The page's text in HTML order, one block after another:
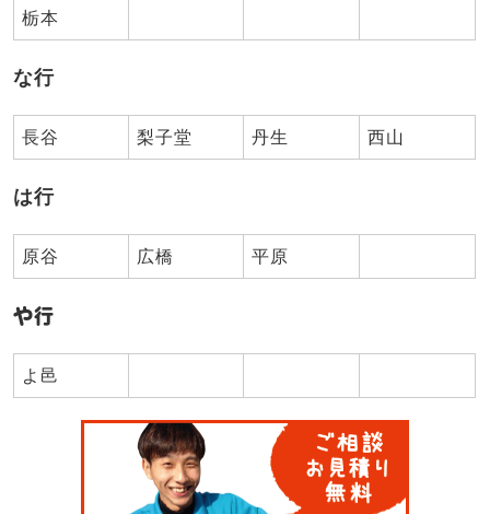
栃本
な行
長谷 梨子堂 丹生 西山
は行
原谷 広橋 平原
や行
よ邑